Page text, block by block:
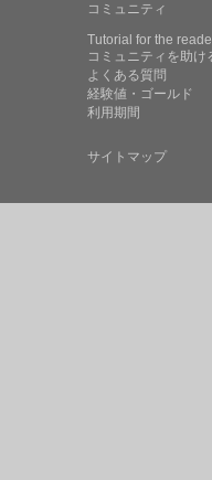
コミュニティ
Tutorial for the
コミュニティを助け
よくある質問
経験値・ゴールド
利用期間
サイトマップ